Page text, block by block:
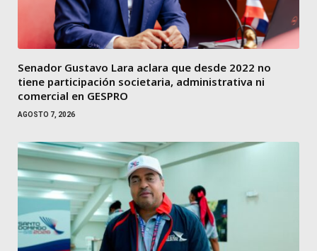
Senador Gustavo Lara aclara que desde 2022 no
tiene participación societaria, administrativa ni
comercial en GESPRO
AGOSTO 7, 2026